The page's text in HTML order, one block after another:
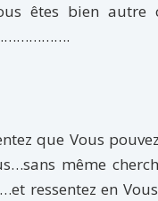
êtes bien autre
que Vous
même
ressentez en